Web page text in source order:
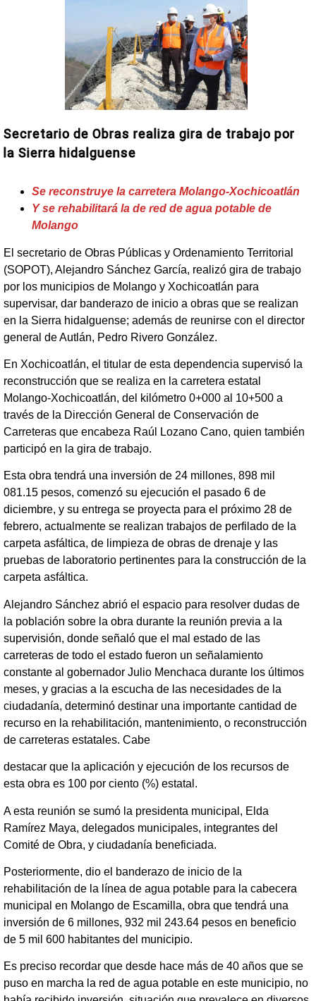
Secretario de Obras realiza gira de trabajo por
la Sierra hidalguense
Se reconstruye la carretera Molango-Xochicoatlán
Y se rehabilitará la de red de agua potable de
Molango
El secretario de Obras Públicas y Ordenamiento Territorial
(SOPOT), Alejandro Sánchez García, realizó gira de trabajo
por los municipios de Molango y Xochicoatlán para
supervisar, dar banderazo de inicio a obras que se realizan
en la Sierra hidalguense; además de reunirse con el director
general de Autlán, Pedro Rivero González.
En Xochicoatlán, el titular de esta dependencia supervisó la
reconstrucción que se realiza en la carretera estatal
Molango-Xochicoatlán, del kilómetro 0+000 al 10+500 a
través de la Dirección General de Conservación de
Carreteras que encabeza Raúl Lozano Cano, quien también
participó en la gira de trabajo.
Esta obra tendrá una inversión de 24 millones, 898 mil
081.15 pesos, comenzó su ejecución el pasado 6 de
diciembre, y su entrega se proyecta para el próximo 28 de
febrero, actualmente se realizan trabajos de perfilado de la
carpeta asfáltica, de limpieza de obras de drenaje y las
pruebas de laboratorio pertinentes para la construcción de la
carpeta asfáltica.
Alejandro Sánchez abrió el espacio para resolver dudas de
la población sobre la obra durante la reunión previa a la
supervisión, donde señaló que el mal estado de las
carreteras de todo el estado fueron un señalamiento
constante al gobernador Julio Menchaca durante los últimos
meses, y gracias a la escucha de las necesidades de la
ciudadanía, determinó destinar una importante cantidad de
recurso en la rehabilitación, mantenimiento, o reconstrucción
de carreteras estatales. Cabe
destacar que la aplicación y ejecución de los recursos de
esta obra es 100 por ciento (%) estatal.
A esta reunión se sumó la presidenta municipal, Elda
Ramírez Maya, delegados municipales, integrantes del
Comité de Obra, y ciudadanía beneficiada.
Posteriormente, dio el banderazo de inicio de la
rehabilitación de la línea de agua potable para la cabecera
municipal en Molango de Escamilla, obra que tendrá una
inversión de 6 millones, 932 mil 243.64 pesos en beneficio
de 5 mil 600 habitantes del municipio.
Es preciso recordar que desde hace más de 40 años que se
puso en marcha la red de agua potable en este municipio, no